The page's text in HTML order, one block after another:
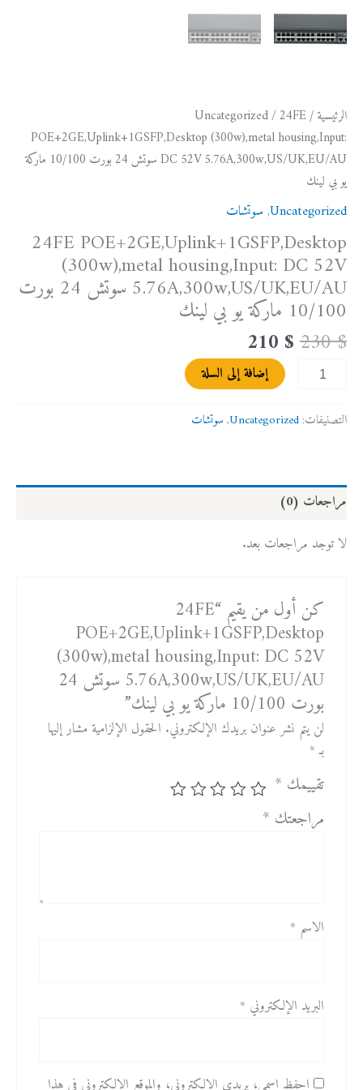
الرئيسية/
Uncategorized/ 24FE
POE+2GE,Uplink+1GSFP,Desktop (300w),metal housing,Input:
DC 52V 5.76A,300w,US/UK,EU/AU سوتش 24 بورت 10/100 ماركة
يو بي لينك
Uncategorized
, سوتشات
24FE POE+2GE,Uplink+1GSFP,Desktop
(300w),metal housing,Input: DC 52V
5.76A,300w,US/UK,EU/AU سوتش 24 بورت
10/100 ماركة يو بي لينك
230$
210 $
10/100
ماركة
لينك
إضافة إلى السلة
التصنيفات:Uncategorized
,سوتشات
مراجعات (0)
لا توجد مراجعات بعد.
كن أول من يقيم “24FE
POE+2GE,Uplink+1GSFP,Desktop
(300w),metal housing,Input: DC 52V
5.76A,300w,US/UK,EU/AU سوتش 24
بورت 10/100 ماركة يو بي لينك”
لن يتم نشر عنوان بريدك الإلكتروني. الحقول الإلزامية مشار إليها
بـ*
تقييمك *
مراجعتك *
الاسم *
البريد الإلكتروني *
احفظ اسمي، بريدي الإلكتروني، والموقع الإلكتروني في هذا